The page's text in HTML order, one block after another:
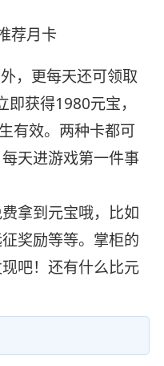
荐月卡
，更每天还可领取
获得1980元宝，
有效。两种卡都可
天进游戏第一件事
拿到元宝哦，比如
奖励等等。掌柜的
吧！还有什么比元